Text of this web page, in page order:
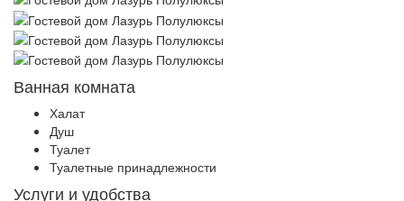
Ванная комната
Халат
Душ
Туалет
Туалетные принадлежности
Услуги и удобства